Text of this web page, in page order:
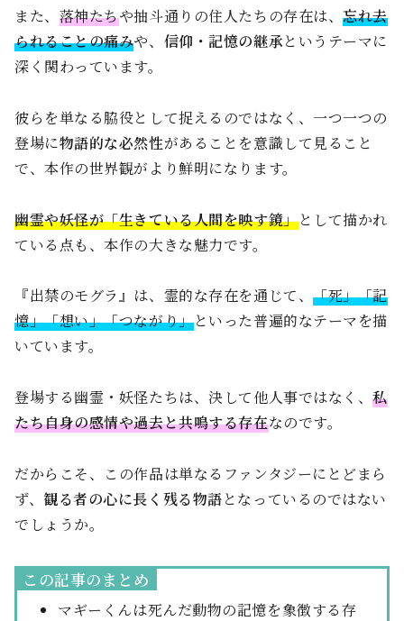
また、 落神たちや抽斗通りの住人たちの存在は、忘れ去
られることの痛みや、 信仰・記憶の継承というテーマに
深く関わっています。
彼らを単なる脇役として捉えるのではなく、一つ一つの
登場に物語的な必然性があることを意識して見ること
で、本作の世界観がより鮮明になります。
幽霊や妖怪が「生きている人間を映す鏡」として描かれ
ている点も、本作の大きな魅力です。
『出禁のモグラ』は、霊的な存在を通じて、「死」「記
憶」「想い」「つながり」といった普遍的なテーマを描
いています。
登場する幽霊・妖怪たちは、決して他人事ではなく、私
たち自身の感情や過去と共鳴する存在なのです。
だからこそ、この作品は単なるファンタジーにとどまら
ず、観る者の心に長く残る物語となっているのではない
でしょうか。
この記事のまとめ
マギーくんは死んだ動物の記憶を象徴する存